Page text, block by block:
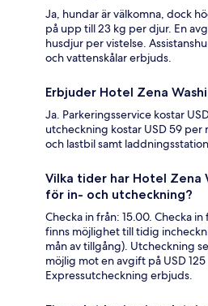
Ja, hundar är välkomna, dock
på upp till 23 kg per djur. En
husdjur per vistelse.
och vattenskålar erbjuds.
Erbjuder Hotel Zena
Ja. Parkeringsservice kostar
utcheckning kostar USD 59
och lastbil samt
Vilka tider har Hotel Zena
för in- och utcheckning?
Checka in från: 15.00. Checka
finns möjlighet till tidig
mån av tillgång). Utcheckning
möjlig mot en avgift på USD
Expressutcheckning erbjuds.